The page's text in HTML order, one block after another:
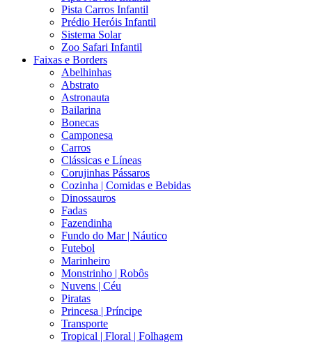
Pista Carros Infantil
Prédio Heróis Infantil
Sistema Solar
Zoo Safari Infantil
Faixas e Borders
Abelhinhas
Abstrato
Astronauta
Bailarina
Bonecas
Camponesa
Carros
Clássicas e Líneas
Corujinhas Pássaros
Cozinha | Comidas e Bebidas
Dinossauros
Fadas
Fazendinha
Fundo do Mar | Náutico
Futebol
Marinheiro
Monstrinho | Robôs
Nuvens | Céu
Piratas
Princesa | Príncipe
Transporte
Tropical | Floral | Folhagem